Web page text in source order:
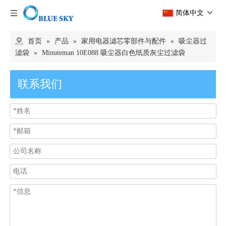
简体中文
首页 » 产品 » 家用电器滤芯零部件与配件 » 吸尘器过
滤袋 » Minuteman 10E088 吸尘器白色纸质灰尘过滤袋
联系我们